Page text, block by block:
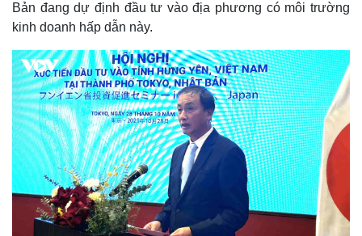
g
T
i
m
e
Bản đang dự định đầu tư vào địa phương có môi trường
kinh doanh hấp dẫn này.